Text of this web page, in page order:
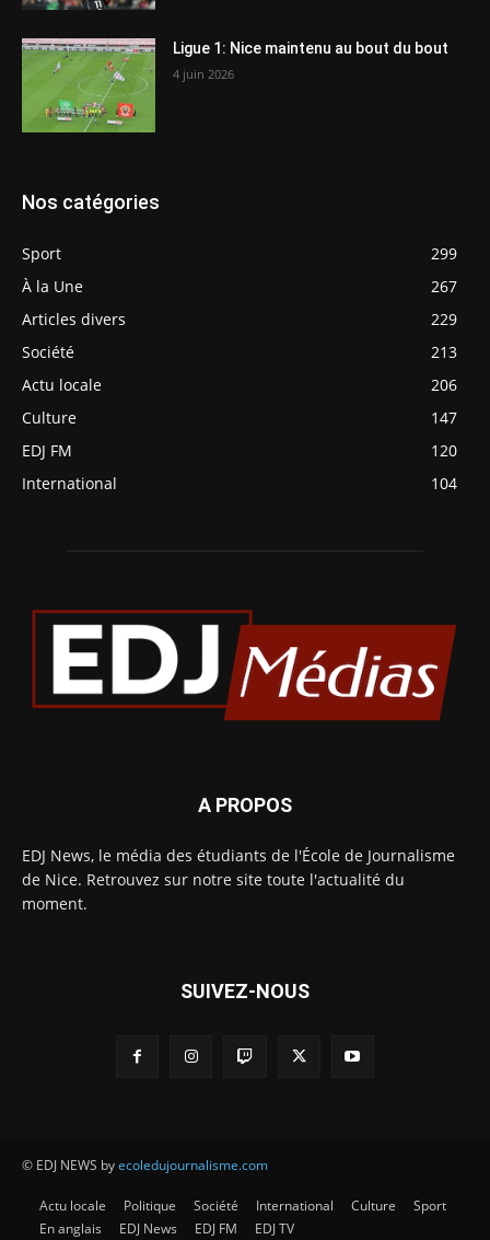
Ligue 1: Nice maintenu au bout du bout
4 juin 2026
Nos catégories
Sport
299
À la Une
267
Articles divers
229
Société
213
Actu locale
206
Culture
147
EDJ FM
120
International
104
A PROPOS
EDJ News, le média des étudiants de l'École de Journalisme
de Nice. Retrouvez sur notre site toute l'actualité du
moment.
SUIVEZ-NOUS
© EDJ NEWS byecoledujournalisme.com
Actu locale Politique Société International Culture
Sport
En anglais
EDJ News EDJ FM EDJ TV